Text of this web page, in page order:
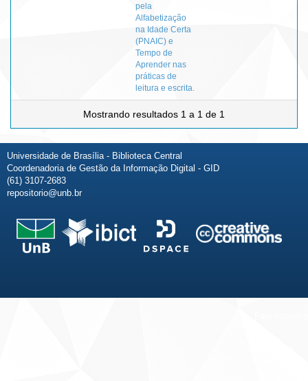
pela
Alfabetização
na Idade Certa
(PNAIC) e
Tempo de
Aprender nas
práticas de
leitura e escrita.
Mostrando resultados 1 a 1 de 1
Universidade de Brasília - Biblioteca Central
Coordenadoria de Gestão da Informação Digital - GID
(61) 3107-2683
repositorio@unb.br